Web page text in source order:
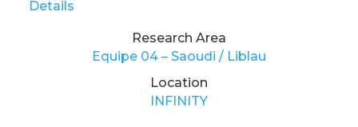
Details
Research Area
Equipe 04 – Saoudi / Liblau
Location
INFINITY